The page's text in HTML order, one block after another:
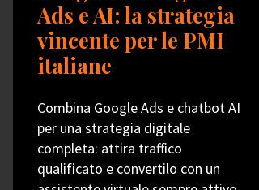
Ads e AI: la strategia
vincente per le PMI
italiane
Combina Google Ads e chatbot AI
per una strategia digitale
completa: attira traffico
qualificato e convertilo con un